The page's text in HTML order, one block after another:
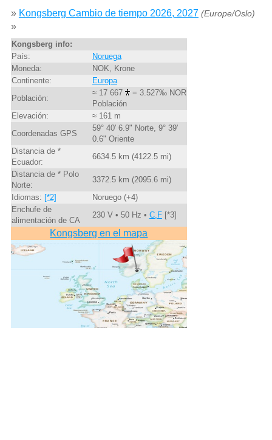
» Kongsberg Cambio de tiempo 2026, 2027 (Europe/Oslo)
»
Kongsberg info:
País:
Noruega
Moneda:
NOK, Krone
Continente:
Europa
Población:
≈ 17 667
= 3.527‰ NOR
Población
Elevación:
≈ 161 m
Coordenadas GPS
59° 40' 6.9" Norte, 9° 39'
0.6" Oriente
Distancia de *
Ecuador:
6634.5 km (4122.5 mi)
Distancia de * Polo
Norte:
3372.5 km (2095.6 mi)
Idiomas: [*2]
Noruego (+4)
Enchufe de
alimentación de CA
230 V • 50 Hz • C,F[*3]
Kongsberg en el mapa